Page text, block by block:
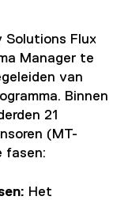
Solutions Flux
Manager te
van
Binnen
21
(MT-
fasen:
Het